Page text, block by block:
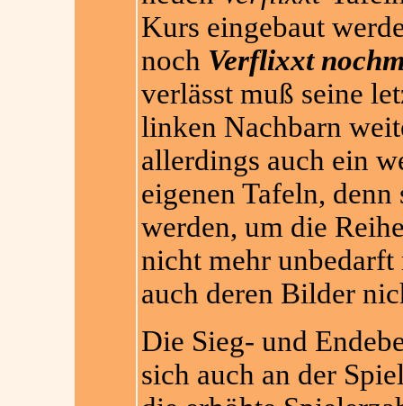
Kurs eingebaut
noch Verflixxt
verlässt muß seine
linken Nachbarn
allerdings auch ein
eigenen Tafeln, denn
werden, um die
nicht mehr
auch deren Bilder
Die Sieg- und
sich auch an der